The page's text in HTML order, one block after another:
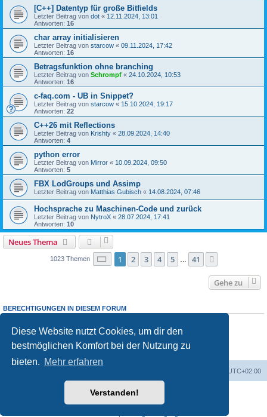
Diese Website nutzt Cookies, um dir den
bestmöglichen Komfort bei der Nutzung zu
bieten. Mehr erfahren
Verstanden!
[C++] Datentyp für große Bitfields
Letzter Beitrag von dot « 12.11.2024, 13:01
Antworten: 16
char array initialisieren
Letzter Beitrag von starcow « 09.11.2024, 17:42
Antworten: 16
Betragsfunktion ohne branching
Letzter Beitrag von Schrompf « 24.10.2024, 10:53
Antworten: 16
c-faq.com - UB in Snippet?
Letzter Beitrag von starcow « 15.10.2024, 19:17
Antworten: 22
C++26 mit Reflections
Letzter Beitrag von Krishty « 28.09.2024, 14:40
Antworten: 4
python error
Letzter Beitrag von Mirror « 10.09.2024, 09:50
Antworten: 5
FBX LodGroups und Assimp
Letzter Beitrag von Matthias Gubisch « 14.08.2024, 07:46
Hochsprache zu Maschinen-Code und zurück
Letzter Beitrag von NytroX « 28.07.2024, 17:41
Antworten: 10
Neues Thema
1023 Themen Seite 1von 41
1 2 3 4 5 41
Gehe zu
BERECHTIGUNGEN IN DIESEM FORUM
Du darfst keineAntworten zu Themen in diesem Forum erstellen.
Du darfst deine Beiträge in diesem Forumnichtändern.
Du darfst deine Beiträge in diesem Forum nicht löschen.
keine
UTC+02:00
Powered byphpBB® Forum Software © phpBB Limited
phpBB.de